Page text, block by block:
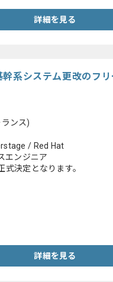
詳細を見る
幹系システム更改のフ
ンス)
/ Red Hat
エンジニア
決定となります。
詳細を見る